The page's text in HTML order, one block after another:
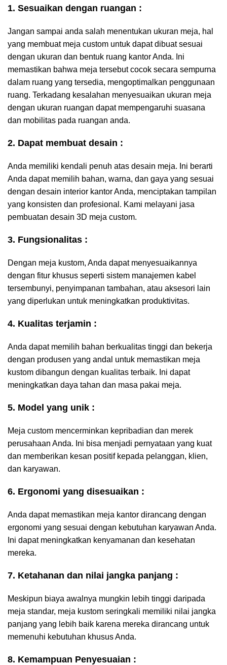
1. Sesuaikan dengan ruangan :
Jangan sampai anda salah menentukan ukuran meja, hal
yang membuat meja custom untuk dapat dibuat sesuai
dengan ukuran dan bentuk ruang kantor Anda. Ini
memastikan bahwa meja tersebut cocok secara sempurna
dalam ruang yang tersedia, mengoptimalkan penggunaan
ruang. Terkadang kesalahan menyesuaikan ukuran meja
dengan ukuran ruangan dapat mempengaruhi suasana
dan mobilitas pada ruangan anda.
2. Dapat membuat desain :
Anda memiliki kendali penuh atas desain meja. Ini berarti
Anda dapat memilih bahan, warna, dan gaya yang sesuai
dengan desain interior kantor Anda, menciptakan tampilan
yang konsisten dan profesional. Kami melayani jasa
pembuatan desain 3D meja custom.
3. Fungsionalitas :
Dengan meja kustom, Anda dapat menyesuaikannya
dengan fitur khusus seperti sistem manajemen kabel
tersembunyi, penyimpanan tambahan, atau aksesori lain
yang diperlukan untuk meningkatkan produktivitas.
4. Kualitas terjamin :
Anda dapat memilih bahan berkualitas tinggi dan bekerja
dengan produsen yang andal untuk memastikan meja
kustom dibangun dengan kualitas terbaik. Ini dapat
meningkatkan daya tahan dan masa pakai meja.
5. Model yang unik :
Meja custom mencerminkan kepribadian dan merek
perusahaan Anda. Ini bisa menjadi pernyataan yang kuat
dan memberikan kesan positif kepada pelanggan, klien,
dan karyawan.
6. Ergonomi yang disesuaikan :
Anda dapat memastikan meja kantor dirancang dengan
ergonomi yang sesuai dengan kebutuhan karyawan Anda.
Ini dapat meningkatkan kenyamanan dan kesehatan
mereka.
7. Ketahanan dan nilai jangka panjang :
Meskipun biaya awalnya mungkin lebih tinggi daripada
meja standar, meja kustom seringkali memiliki nilai jangka
panjang yang lebih baik karena mereka dirancang untuk
memenuhi kebutuhan khusus Anda.
8. Kemampuan Penyesuaian :